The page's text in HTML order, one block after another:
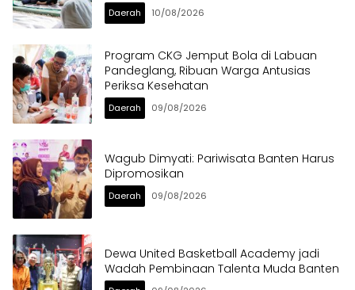
Daerah 10/08/2026
Program CKG Jemput Bola di Labuan
Pandeglang, Ribuan Warga Antusias
Periksa Kesehatan
Daerah 09/08/2026
Wagub Dimyati: Pariwisata Banten Harus
Dipromosikan
Daerah 09/08/2026
Dewa United Basketball Academy jadi
Wadah Pembinaan Talenta Muda Banten